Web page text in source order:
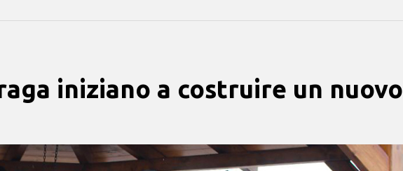
iniziano a costruire un nuovo